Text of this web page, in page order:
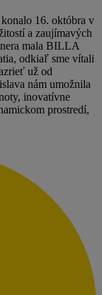
16. októbra v
a zaujímavých
mala BILLA
odkiaľ sme vítali
už od
nám umožnila
inovatívne
prostredí,